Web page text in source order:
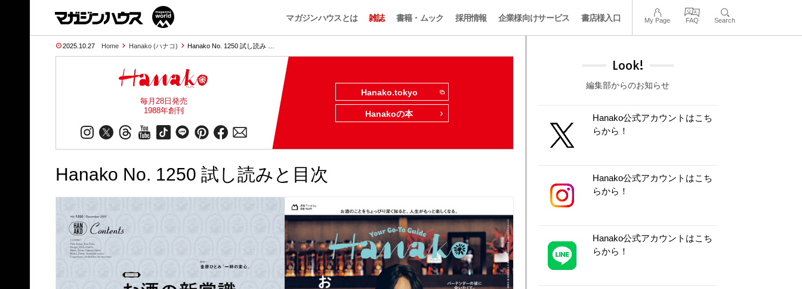
マガジンハウスとは 雑誌 書籍・ムック 採用情報 企業様向けサービス 書店様入口 My Page FAQ Search
2025.10.27 Home Hanako (ハナコ) Hanako No. 1250 試し読み …
毎月28日発売
1988年創刊
Hanako.tokyo
Hanakoの本
Hanako No. 1250 試し読みと目次
Look!
編集部からのお知らせ
Hanako公式アカウントはこち
らから！
Hanako公式アカウントはこち
らから！
Hanako公式アカウントはこち
らから！